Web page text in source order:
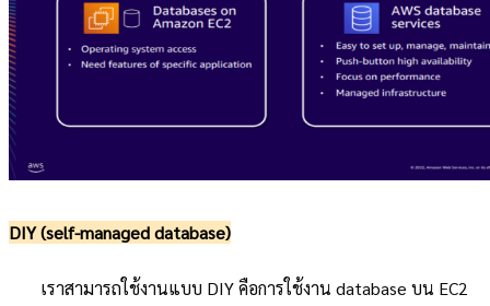
DIY (self-managed database)
เราสามารถใช้งานแบบ DIY คือการใช้งาน database บน EC2